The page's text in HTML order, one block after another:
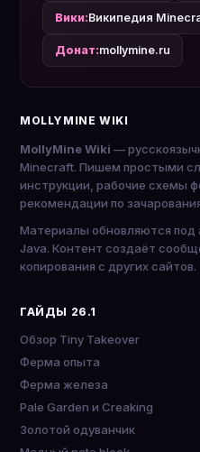
Вики:Википедия
Донат:mollymine.ru
MOLLYMINE WIKI
MollyMine Wiki —
Minecraft. Пишем простыми
инструкции, рабочие схемы
рекомендации по
Материалы обновляются под
Java. Контент создаёт
копирования с других сайтов.
ГАЙДЫ 26.1
Обзор Tiny Takeover
Ферма опыта
Ферма железа
Pale Garden и Creaking
Золотой одуванчик